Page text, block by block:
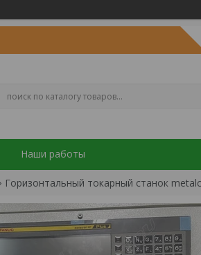
Наши работы
Горизонтальный токарный станок